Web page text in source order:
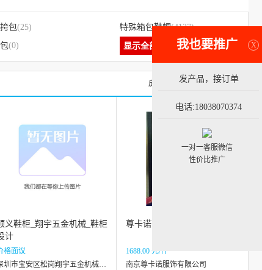
包(25) 特殊箱包鞋帽(4127)
(0) 显示全部
皮鞋求购信息 皮鞋黄页
义鞋柜_翔宇五金机械_鞋柜
计
格面议
深圳市宝安区松岗翔宇五金机械商行
尊卡诺西装衬衫皮鞋高级定制
1688.00 元/件
南京尊卡诺服饰有限公司
X
我也要推广
发产品，接订单
电话:18038070374
一对一客服微信
性价比推广